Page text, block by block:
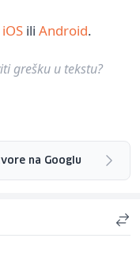
iOS ili Android.
grešku u tekstu?
na Googlu